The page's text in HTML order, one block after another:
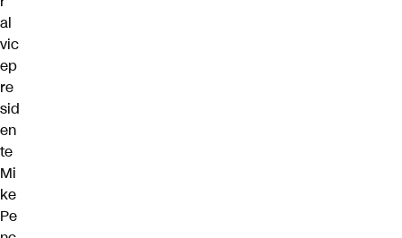
al
vic
ep
re
sid
en
te
Mi
ke
Pe